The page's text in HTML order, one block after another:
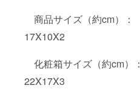
商品サイズ（約cm）：
17X10X2
化粧箱サイズ（約cm）：
22X17X3